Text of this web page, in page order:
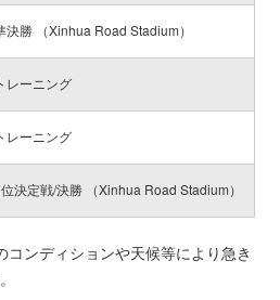
決勝 （Xinhua Road Stadium）
レーニング
レーニング
決定戦/決勝 （Xinhua Road Stadium）
ンディションや天候等により急き